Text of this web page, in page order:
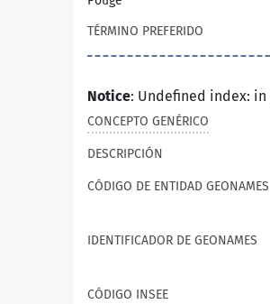
TÉRMINO PREFERIDO
Notice: Undefined index: in
CONCEPTO GENÉRICO
DESCRIPCIÓN
CÓDIGO DE ENTIDAD GEONAMES
IDENTIFICADOR DE GEONAMES
CÓDIGO INSEE